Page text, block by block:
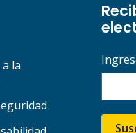
la